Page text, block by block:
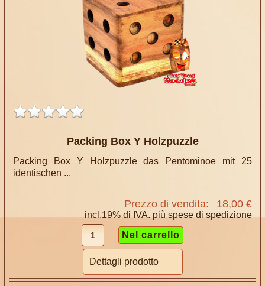
Packing Box Y Holzpuzzle
Packing Box Y Holzpuzzle das Pentominoe mit 25
identischen ...
Prezzo di vendita: 18,00 €
incl.19% di IVA. più spese di spedizione
Dettagli prodotto